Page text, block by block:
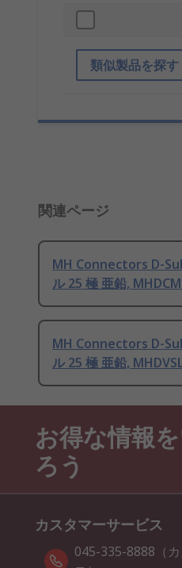
類似製品を探す
関連ページ
MH Connectors D-
ル 25 極 亜鉛,
MH Connectors D-
ル 25 極 亜鉛,
お得な情報
ろう
カスタマーサービス
045-335-8888（